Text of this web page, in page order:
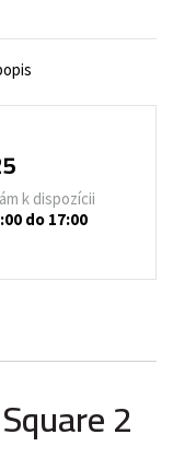
k dispozícii
do 17:00
2